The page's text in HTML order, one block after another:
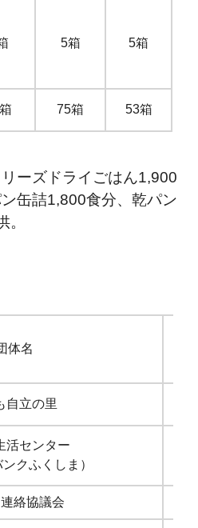
5箱 5箱
75箱 53箱
ーズドライごはん1,900
缶詰1,800食分、乾パン
。
体名
自立の里
活センター
クふくしま）
絡協議会